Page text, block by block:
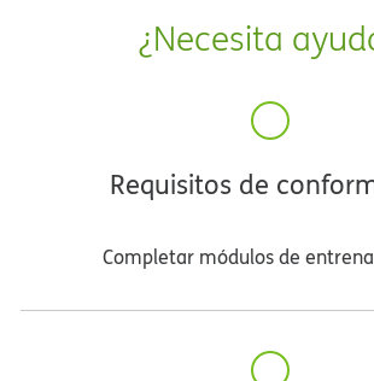
¿Necesita
Requisitos de
Completar módulos de